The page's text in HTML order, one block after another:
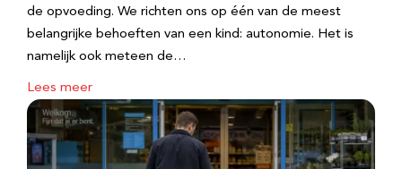
de opvoeding. We richten ons op één van de meest
belangrijke behoeften van een kind: autonomie. Het is
namelijk ook meteen de…
Lees meer